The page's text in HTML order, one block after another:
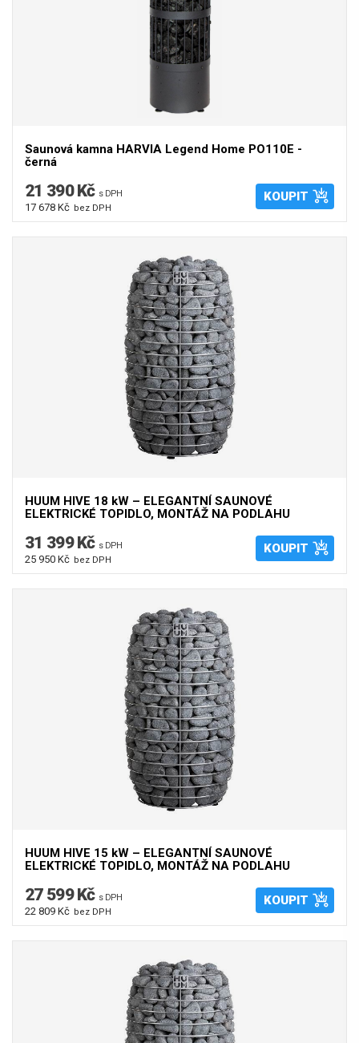
Saunová kamna HARVIA Legend Home PO110E -
černá
21 390 Kč s DPH
17 678 Kč bez DPH
KOUPIT
HUUM HIVE 18 kW – ELEGANTNÍ SAUNOVÉ
ELEKTRICKÉ TOPIDLO, MONTÁŽ NA PODLAHU
31 399 Kč s DPH
25 950 Kč bez DPH
KOUPIT
HUUM HIVE 15 kW – ELEGANTNÍ SAUNOVÉ
ELEKTRICKÉ TOPIDLO, MONTÁŽ NA PODLAHU
27 599 Kč s DPH
22 809 Kč bez DPH
KOUPIT